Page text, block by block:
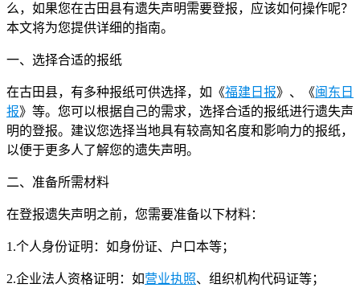
么，如果您在古田县有遗失声明需要登报，应该如何操作呢？
本文将为您提供详细的指南。
一、选择合适的报纸
在古田县，有多种报纸可供选择，如《福建日报》、《闽东日
报》等。您可以根据自己的需求，选择合适的报纸进行遗失声
明的登报。建议您选择当地具有较高知名度和影响力的报纸，
以便于更多人了解您的遗失声明。
二、准备所需材料
在登报遗失声明之前，您需要准备以下材料：
1.个人身份证明：如身份证、户口本等；
2.企业法人资格证明：如营业执照、组织机构代码证等；